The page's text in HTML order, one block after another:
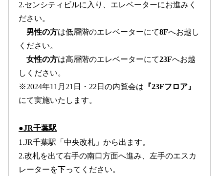
2.センシティビルに入り、エレベーターにお進みく
ださい。
男性の方は低層階のエレベーターにて8Fへお越し
ください。
女性の方は高層階のエレベーターにて23Fへお越
しください。
※2024年11月21日・22日の内覧会は 『23Fフロア』
にて実施いたします。
●JR千葉駅
1.JR千葉駅「中央改札」から出ます。
2.改札を出て右手の南口方面へ進み、左手のエスカ
レーターを下ってください。